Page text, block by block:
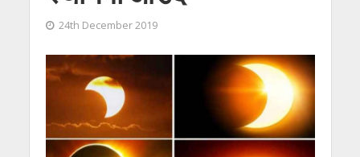
24th December 2019